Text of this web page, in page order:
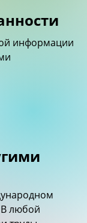
информации
В любой